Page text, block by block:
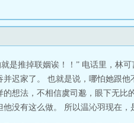
是推掉联姻诶！！” 电话里，林
迟家了。 也就是说，哪怕她跟
想法，不相信虞司邈，眼下无
没有这么做。 所以温沁羽现在